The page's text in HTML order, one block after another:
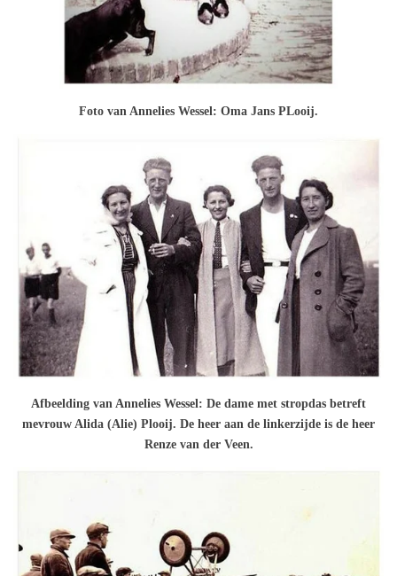
Foto van Annelies Wessel: Oma Jans PLooij.
Afbeelding van Annelies Wessel: De dame met stropdas betreft
mevrouw Alida (Alie) Plooij. De heer aan de linkerzijde is de heer
Renze van der Veen.